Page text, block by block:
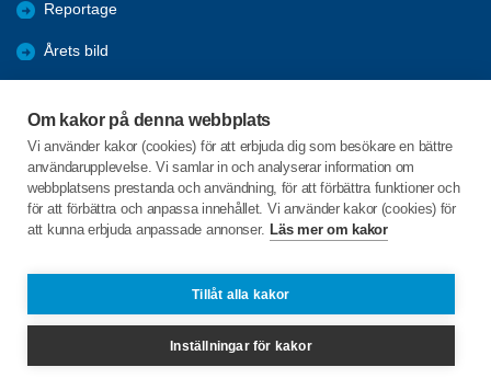
Om kakor på denna webbplats
Vi använder kakor (cookies) för att erbjuda dig som besökare en bättre
användarupplevelse. Vi samlar in och analyserar information om
webbplatsens prestanda och användning, för att förbättra funktioner och
för att förbättra och anpassa innehållet. Vi använder kakor (cookies) för
att kunna erbjuda anpassade annonser. Läs mer om kakor
Tillåt alla kakor
Inställningar för kakor
Reportage
Årets bild
Fredagsbridgen
Sponsorer
C/o:Lars-Erik Hagbert